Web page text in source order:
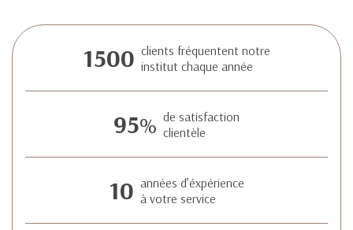
1500 clients fréquentent notre
institut chaque année
95% de satisfaction
clientèle
10 années d’éxpérience
à votre service